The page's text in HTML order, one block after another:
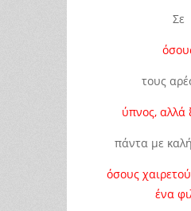
Σε
τους
ύπνος, αλλά
πάντα με καλή
όσους
ένα